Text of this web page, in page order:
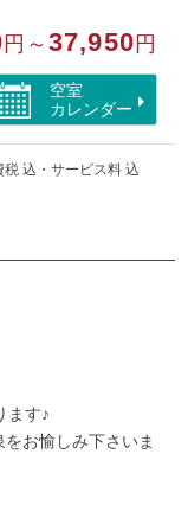
円～37,950 円
空室
カレンダー
込・サービス料 込
ます♪
お愉しみ下さいま